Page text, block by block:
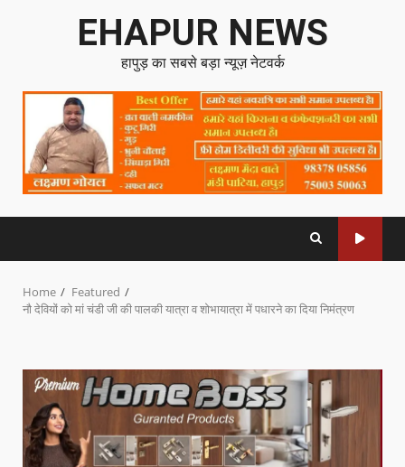
EHAPUR NEWS
हापुड़ का सबसे बड़ा न्यूज़ नेटवर्क
Home
Featured
नौ देवियों को मां चंडी जी की पालकी यात्रा व शोभायात्रा में पधारने का दिया निमंत्रण